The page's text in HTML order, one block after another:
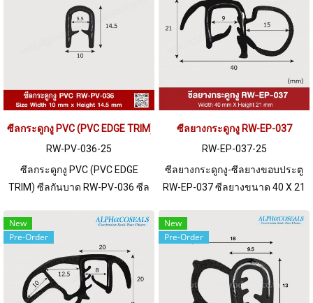
สินค้าขึ้นอยู่กับจำนวนสั่งซื้อ หาก
ต้องการสั่งซื้อจำนวนมากกว่า 250
เมตร หรือต้องการขอใบเสนอราคา
กรุณาติดต่อ LINE: @ptiglobal
สินค้าขึ้นอยู่กับจำนวนสั่งซื้อ หาก
ต้องการสั่งซื้อจำนวนมากกว่า 250
เมตร หรือต้องการขอใบเสนอราคา
กรุณาติดต่อ LINE: @ptiglobal
ซีลกระดูกงู PVC (PVC EDGE TRIM) RW-PV-036
RW-PV-036-25
ซีลกระดูกงู PVC (PVC EDGE
TRIM) ซีลกันบาด RW-PV-036 ซีล
วัตถุดิบ PVC เหมาะสำหรับการใช้
งานกับเฟรมที่มีความหนา 1-4.5
mm. ราคาสินค้าขึ้นอยู่กับจำนวน
สั่งซื้อ หากต้องการสั่งซื้อจำนวน
มากกว่า 250 เมตร หรือต้องการขอ
ซีลยางกระดูกงู RW-EP-037
RW-EP-037-25
ซีลยางกระดูกงู-ซีลยางขอบประตู
RW-EP-037 ซีลยางขนาด 40 X 21
เฟรมที่มีความหนา 1-8 mm. ราคา
สินค้าขึ้นอยู่กับจำนวนสั่งซื้อ หาก
ต้องการสั่งซื้อจำนวนมากกว่า 250
เมตร หรือต้องการขอใบเสนอราคา
กรุณาติดต่อ LINE: @ptiglobal
New
Pre-Order
New
Pre-Order